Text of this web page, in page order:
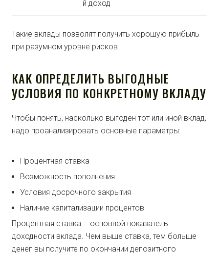
й доход
Такие вклады позволят получить хорошую прибыль
при разумном уровне рисков.
КАК ОПРЕДЕЛИТЬ ВЫГОДНЫЕ
УСЛОВИЯ ПО КОНКРЕТНОМУ ВКЛАДУ
Чтобы понять, насколько выгоден тот или иной вклад,
надо проанализировать основные параметры:
Процентная ставка
Возможность пополнения
Условия досрочного закрытия
Наличие капитализации процентов
Процентная ставка – основной показатель
доходности вклада. Чем выше ставка, тем больше
денег вы получите по окончании депозитного